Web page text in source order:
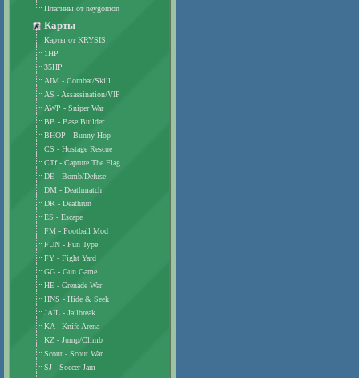
Плагины от neygomon
Карты
Карты от KRYSIS
1HP
35HP
AIM - Combat/Skill
AS - Assassination/VIP
AWP - Sniper War
BB - Base Builder
BHOP - Bunny Hop
CS - Hostage Rescue
CTf - Capture The Flag
DE - Bomb/Defuse
DM - Deathmatch
DR - Deathrun
ES - Escape
FM - Football Mod
FUN - Fun Type
FY - Fight Yard
GG - Gun Game
HE - Grenade War
HNS - Hide & Seek
JAIL - Jailbreak
KA - Knife Arena
KZ - Jump/Climb
Scout - Scout War
SJ - Soccer Jam